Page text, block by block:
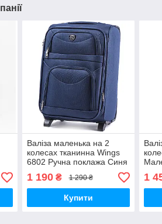
Валіза маленька на 2
колесах тканинна Wings
6802 Ручна поклажа Синя
1 190₴ 1 290 ₴
Купити
(S)
1